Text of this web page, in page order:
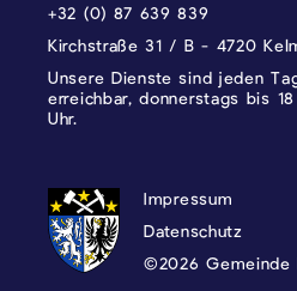
+32 (0) 87 639 839
Kirchstraße 31 / B - 4720
Unsere Dienste sind jeden
erreichbar, donnerstags bis
Uhr.
DATENSCHUTZ,
Impressum
Datenschutz
©2026 Gemeinde